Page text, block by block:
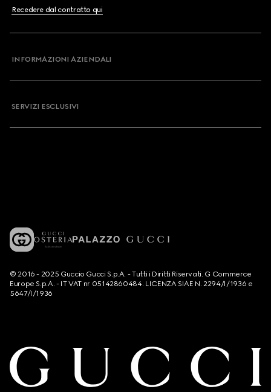
Recedere dal contratto qui
INFORMAZIONI AZIENDALI
SERVIZI ESCLUSIVI
© 2016 - 2025 Guccio Gucci S.p.A. - Tutti i Diritti Riservati. G Commerce
Europe S.p.A. - IT VAT nr 05142860484. LICENZA SIAE N. 2294/I/1936 e
5647/I/1936